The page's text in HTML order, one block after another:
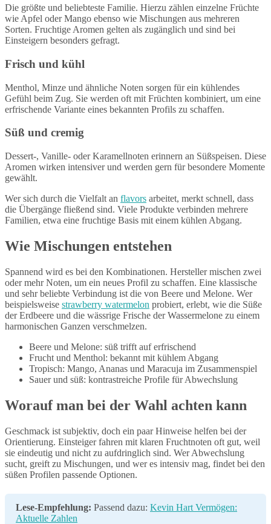
Die größte und beliebteste Familie. Hierzu zählen einzelne Früchte
wie Apfel oder Mango ebenso wie Mischungen aus mehreren
Sorten. Fruchtige Aromen gelten als zugänglich und sind bei
Einsteigern besonders gefragt.
Frisch und kühl
Menthol, Minze und ähnliche Noten sorgen für ein kühlendes
Gefühl beim Zug. Sie werden oft mit Früchten kombiniert, um eine
erfrischende Variante eines bekannten Profils zu schaffen.
Süß und cremig
Dessert-, Vanille- oder Karamellnoten erinnern an Süßspeisen. Diese
Aromen wirken intensiver und werden gern für besondere Momente
gewählt.
Wer sich durch die Vielfalt an flavors arbeitet, merkt schnell, dass
die Übergänge fließend sind. Viele Produkte verbinden mehrere
Familien, etwa eine fruchtige Basis mit einem kühlen Abgang.
Wie Mischungen entstehen
Spannend wird es bei den Kombinationen. Hersteller mischen zwei
oder mehr Noten, um ein neues Profil zu schaffen. Eine klassische
und sehr beliebte Verbindung ist die von Beere und Melone. Wer
beispielsweise strawberry watermelon probiert, erlebt, wie die Süße
der Erdbeere und die wässrige Frische der Wassermelone zu einem
harmonischen Ganzen verschmelzen.
Beere und Melone: süß trifft auf erfrischend
Frucht und Menthol: bekannt mit kühlem Abgang
Tropisch: Mango, Ananas und Maracuja im Zusammenspiel
Sauer und süß: kontrastreiche Profile für Abwechslung
Worauf man bei der Wahl achten kann
Geschmack ist subjektiv, doch ein paar Hinweise helfen bei der
Orientierung. Einsteiger fahren mit klaren Fruchtnoten oft gut, weil
sie eindeutig und nicht zu aufdringlich sind. Wer Abwechslung
sucht, greift zu Mischungen, und wer es intensiv mag, findet bei den
süßen Profilen passende Optionen.
Lese-Empfehlung: Passend dazu: Kevin Hart Vermögen:
Aktuelle Zahlen